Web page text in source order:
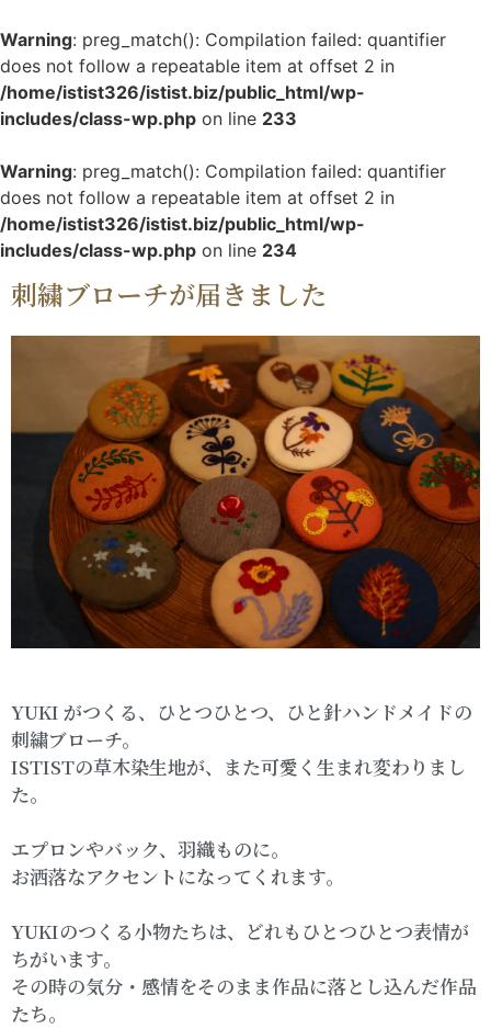
Warning: preg_match(): Compilation failed: quantifier
does not follow a repeatable item at offset 2 in
/home/istist326/istist.biz/public_html/wp-
includes/class-wp.php on line 233
Warning: preg_match(): Compilation failed: quantifier
does not follow a repeatable item at offset 2 in
/home/istist326/istist.biz/public_html/wp-
includes/class-wp.php on line 234
刺繍ブローチが届きました
YUKI がつくる、ひとつひとつ、ひと針ハンドメイドの
刺繍ブローチ。
ISTISTの草木染生地が、また可愛く生まれ変わりまし
た。
エプロンやバック、羽織ものに。
お洒落なアクセントになってくれます。
YUKIのつくる小物たちは、どれもひとつひとつ表情が
ちがいます。
その時の気分・感情をそのまま作品に落とし込んだ作品
たち。